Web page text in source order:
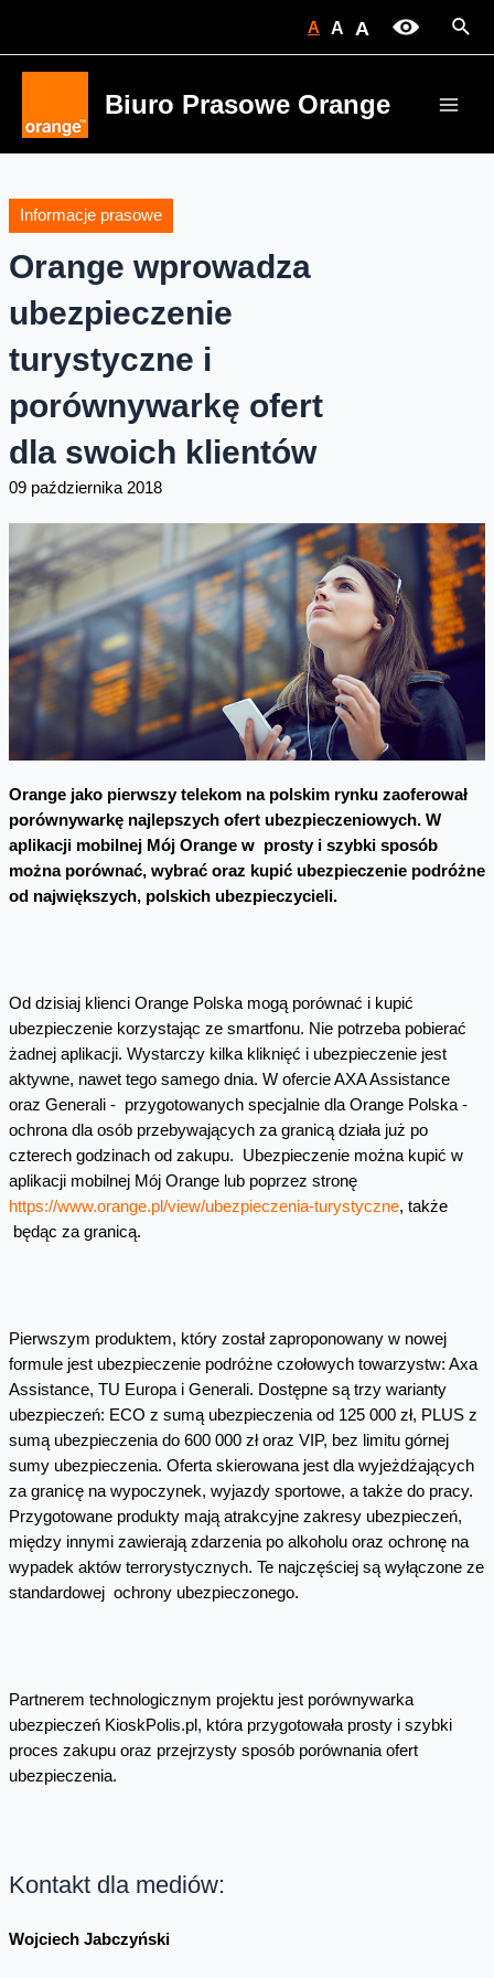
A A A
Biuro Prasowe Orange
Informacje prasowe
Orange wprowadza
ubezpieczenie
turystyczne i
porównywarkę ofert
dla swoich klientów
09 października 2018
Orange jako pierwszy telekom na polskim rynku zaoferował
porównywarkę najlepszych ofert ubezpieczeniowych. W
aplikacji mobilnej Mój Orange w prosty i szybki sposób
można porównać, wybrać oraz kupić ubezpieczenie podróżne
od największych, polskich ubezpieczycieli.
Od dzisiaj klienci Orange Polska mogą porównać i kupić
ubezpieczenie korzystając ze smartfonu. Nie potrzeba pobierać
żadnej aplikacji. Wystarczy kilka kliknięć i ubezpieczenie jest
aktywne, nawet tego samego dnia. W ofercie AXA Assistance
oraz Generali - przygotowanych specjalnie dla Orange Polska -
ochrona dla osób przebywających za granicą działa już po
czterech godzinach od zakupu. Ubezpieczenie można kupić w
aplikacji mobilnej Mój Orange lub poprzez stronę
https://www.orange.pl/view/ubezpieczenia-turystyczne, także
będąc za granicą.
Pierwszym produktem, który został zaproponowany w nowej
formule jest ubezpieczenie podróżne czołowych towarzystw: Axa
Assistance, TU Europa i Generali. Dostępne są trzy warianty
ubezpieczeń: ECO z sumą ubezpieczenia od 125 000 zł, PLUS z
sumą ubezpieczenia do 600 000 zł oraz VIP, bez limitu górnej
sumy ubezpieczenia. Oferta skierowana jest dla wyjeżdżających
za granicę na wypoczynek, wyjazdy sportowe, a także do pracy.
Przygotowane produkty mają atrakcyjne zakresy ubezpieczeń,
między innymi zawierają zdarzenia po alkoholu oraz ochronę na
wypadek aktów terrorystycznych. Te najczęściej są wyłączone ze
standardowej ochrony ubezpieczonego.
Partnerem technologicznym projektu jest porównywarka
ubezpieczeń KioskPolis.pl, która przygotowała prosty i szybki
proces zakupu oraz przejrzysty sposób porównania ofert
ubezpieczenia.
Kontakt dla mediów:
Wojciech Jabczyński